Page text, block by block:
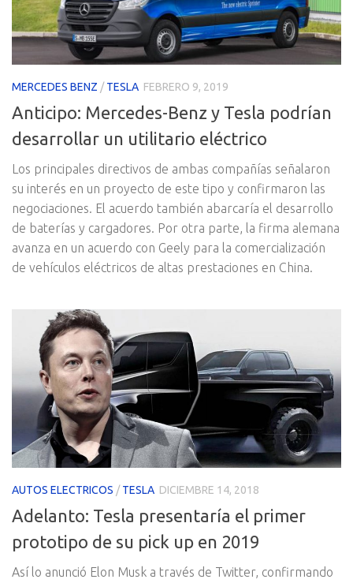
MERCEDES BENZ /TESLA FEBRERO 9, 2019
Anticipo: Mercedes-Benz y Tesla podrían
desarrollar un utilitario eléctrico
Los principales directivos de ambas compañías señalaron
su interés en un proyecto de este tipo y confirmaron las
negociaciones. El acuerdo también abarcaría el desarrollo
de baterías y cargadores. Por otra parte, la firma alemana
avanza en un acuerdo con Geely para la comercialización
de vehículos eléctricos de altas prestaciones en China.
AUTOS ELECTRICOS /TESLA DICIEMBRE 14, 2018
Adelanto: Tesla presentaría el primer
prototipo de su pick up en 2019
Así lo anunció Elon Musk a través de Twitter, confirmando